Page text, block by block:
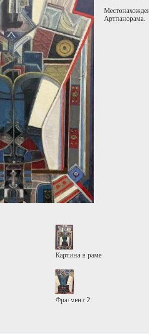
Артпанорама.
Картина в раме
Фрагмент 2